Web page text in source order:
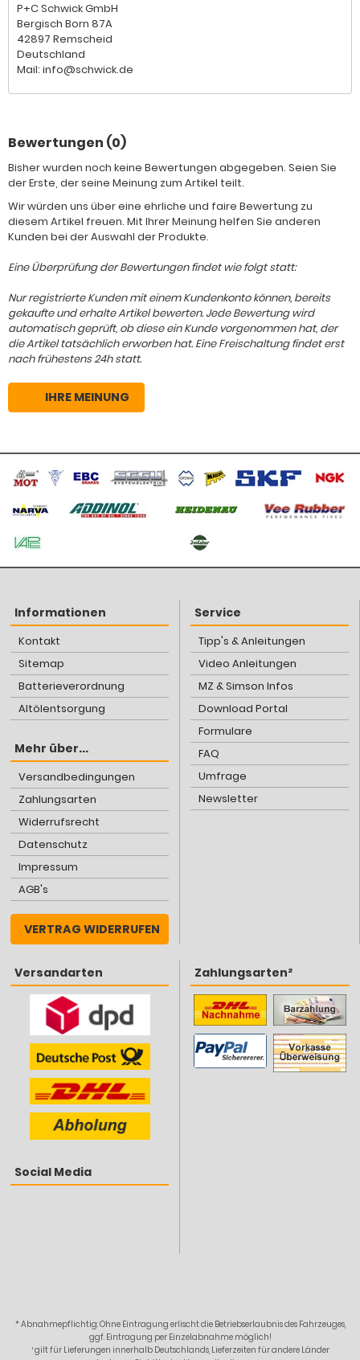
P+C Schwick GmbH
Bergisch Born 87A
42897 Remscheid
Deutschland
Mail: info@schwick.de
Bewertungen (0)
Bisher wurden noch keine Bewertungen abgegeben. Seien Sie
der Erste, der seine Meinung zum Artikel teilt.
Wir würden uns über eine ehrliche und faire Bewertung zu
diesem Artikel freuen. Mit Ihrer Meinung helfen Sie anderen
Kunden bei der Auswahl der Produkte.
Eine Überprüfung der Bewertungen findet wie folgt statt:
Nur registrierte Kunden mit einem Kundenkonto können, bereits
gekaufte und erhalte Artikel bewerten. Jede Bewertung wird
automatisch geprüft, ob diese ein Kunde vorgenommen hat, der
die Artikel tatsächlich erworben hat. Eine Freischaltung findet erst
nach frühestens 24h statt.
IHRE MEINUNG
Informationen
Kontakt
Sitemap
Batterieverordnung
Altölentsorgung
Mehr über...
Versandbedingungen
Zahlungsarten
Widerrufsrecht
Datenschutz
Impressum
AGB's
VERTRAG WIDERRUFEN
Service
Tipp's & Anleitungen
Video Anleitungen
MZ & Simson Infos
Download Portal
Formulare
FAQ
Umfrage
Newsletter
Versandarten
Social Media
Zahlungsarten²
* Abnahmepflichtig: Ohne Eintragung erlischt die Betriebserlaubnis des Fahrzeuges,
ggf. Eintragung per Einzelabnahme möglich!
¹ gilt für Lieferungen innerhalb Deutschlands, Lieferzeiten für andere Länder